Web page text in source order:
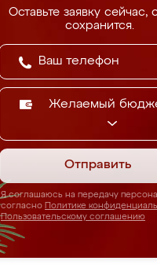
Оставьте заявку сейчас,
сохранится.
Желаемый
Отправить
Я соглашаюсь на передачу
согласно Политике
Пользовательскому соглашению